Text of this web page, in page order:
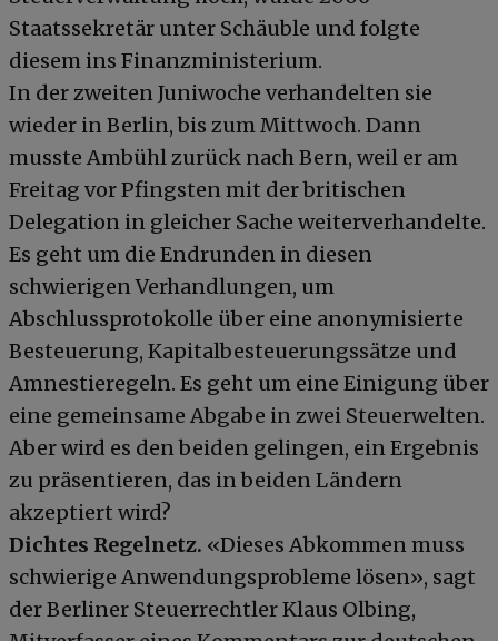
Staatssekretär unter Schäuble und folgte
diesem ins Finanzministerium.
In der zweiten Juniwoche verhandelten sie
wieder in Berlin, bis zum Mittwoch. Dann
musste Ambühl zurück nach Bern, weil er am
Freitag vor Pfingsten mit der britischen
Delegation in gleicher Sache weiterverhandelte.
Es geht um die Endrunden in diesen
schwierigen Verhandlungen, um
Abschlussprotokolle über eine anonymisierte
Besteuerung, Kapitalbesteuerungssätze und
Amnestieregeln. Es geht um eine Einigung über
eine gemeinsame Abgabe in zwei Steuerwelten.
Aber wird es den beiden gelingen, ein Ergebnis
zu präsentieren, das in beiden Ländern
akzeptiert wird?
Dichtes Regelnetz. «Dieses Abkommen muss
schwierige Anwendungsprobleme lösen», sagt
der Berliner Steuerrechtler Klaus Olbing,